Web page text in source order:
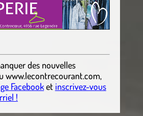
des nouvelles
www.lecontrecourant.com,
Facebooket inscrivez-vous
!